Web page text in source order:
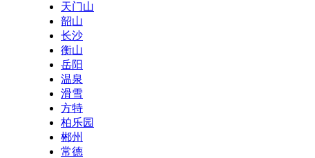
天门山
韶山
长沙
衡山
岳阳
温泉
滑雪
方特
柏乐园
郴州
常德